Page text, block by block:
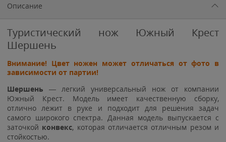
Описание
Туристический нож Южный Крест
Шершень
Внимание! Цвет ножен может отличаться от фото в
зависимости от партии!
Шершень — легкий универсальный нож от компании
Южный Крест. Модель имеет качественную сборку,
отлично лежит в руке и подходит для решения задач
самого широкого спектра. Данная модель выпускается с
заточкой конвекс, которая отличается отличным резом и
стойкостью.